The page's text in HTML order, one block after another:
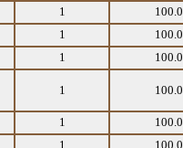
1
1
1
1
1
1